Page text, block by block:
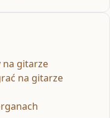
na gitarze
na gitarze